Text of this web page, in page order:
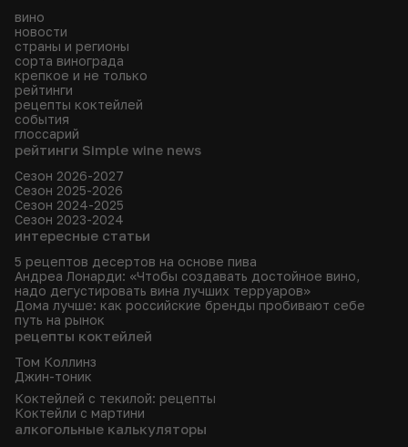
вино
новости
страны и регионы
сорта винограда
крепкое и не только
рейтинги
рецепты коктейлей
события
глоссарий
рейтинги Simple wine news
Сезон 2026-2027
Сезон 2025-2026
Сезон 2024-2025
Сезон 2023-2024
интересные статьи
5 рецептов десертов на основе пива
Андреа Лонарди: «Чтобы создавать достойное вино,
надо дегустировать вина лучших терруаров»
Дома лучше: как российские бренды пробивают себе
путь на рынок
рецепты коктейлей
Том Коллинз
Джин-тоник
Коктейлей с текилой: рецепты
Коктейли с мартини
алкогольные калькуляторы